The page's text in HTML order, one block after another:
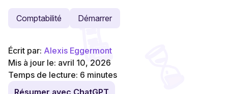
Comptabilité Démarrer
Écrit par: Alexis Eggermont
Mis à jour le: avril 10, 2026
Temps de lecture: 6 minutes
Résumer avec ChatGPT